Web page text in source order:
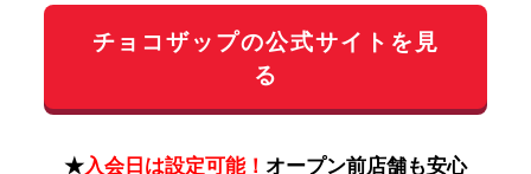
チョコザップの公式サイトを見
る
★入会日は設定可能！ オープン前店舗も安心